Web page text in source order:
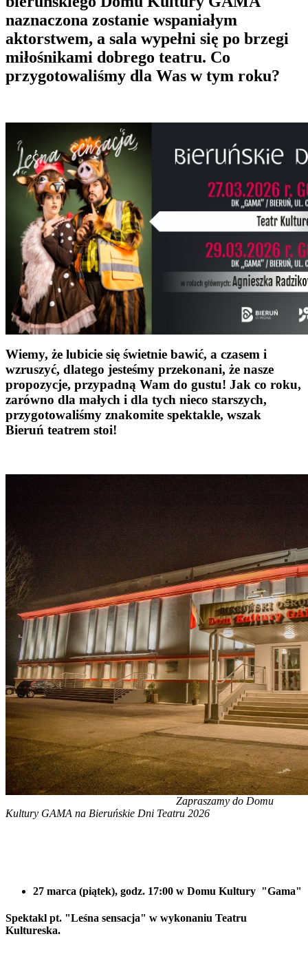
naznaczona zostanie wspaniałym
aktorstwem, a sala wypełni się po brzegi
miłośnikami dobrego teatru. Co
przygotowaliśmy dla Was w tym roku?
Wiemy, że lubicie się świetnie bawić, a czasem i
wzruszyć, dlatego jesteśmy przekonani, że nasze
propozycje, przypadną Wam do gustu! Jak co roku,
zarówno dla małych i dla tych nieco starszych,
przygotowaliśmy znakomite spektakle, wszak
Bieruń teatrem stoi!
Zapraszamy do Domu
Kultury GAMA na Bieruńskie Dni Teatru 2026
27 marca (piątek), godz. 17:00 w Domu Kultury "Gama"
Spektakl pt. "Leśna sensacja" w wykonaniu Teatru
Kultureska.